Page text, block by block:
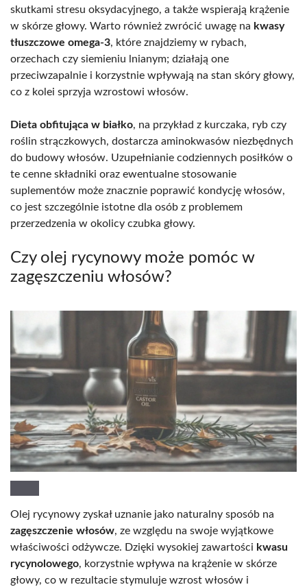
skutkami stresu oksydacyjnego, a także wspierają krążenie
w skórze głowy. Warto również zwrócić uwagę na kwasy
tłuszczowe omega-3, które znajdziemy w rybach,
orzechach czy siemieniu lnianym; działają one
przeciwzapalnie i korzystnie wpływają na stan skóry głowy,
co z kolei sprzyja wzrostowi włosów.
Dieta obfitująca w białko, na przykład z kurczaka, ryb czy
roślin strączkowych, dostarcza aminokwasów niezbędnych
do budowy włosów. Uzupełnianie codziennych posiłków o
te cenne składniki oraz ewentualne stosowanie
suplementów może znacznie poprawić kondycję włosów,
co jest szczególnie istotne dla osób z problemem
przerzedzenia w okolicy czubka głowy.
Czy olej rycynowy może pomóc w
zagęszczeniu włosów?
Olej rycynowy zyskał uznanie jako naturalny sposób na
zagęszczenie włosów, ze względu na swoje wyjątkowe
właściwości odżywcze. Dzięki wysokiej zawartości kwasu
rycynolowego, korzystnie wpływa na krążenie w skórze
głowy, co w rezultacie stymuluje wzrost włosów i